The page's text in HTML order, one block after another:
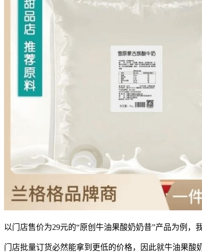
以门店售价为29元的“原创牛油果酸奶奶昔”产品为例，
门店批量订货必然能拿到更低的价格，因此就牛油果酸